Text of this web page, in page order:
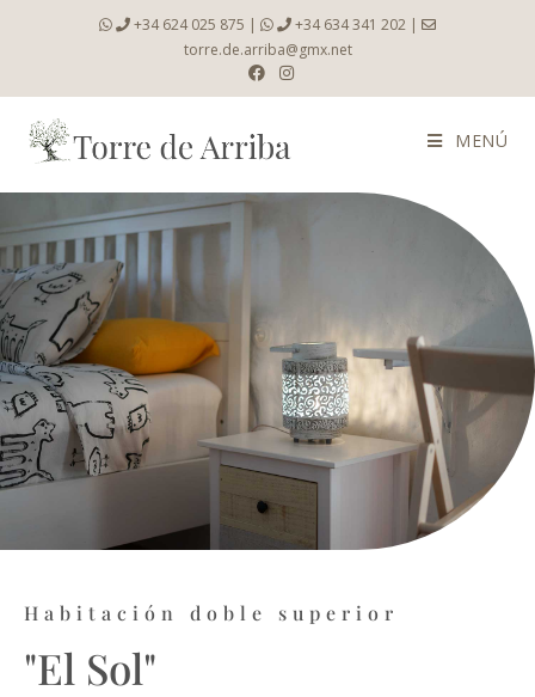
+34 624 025 875 | +34 634 341 202 |
torre.de.arriba@gmx.net
MENÚ
Habitación doble superior
"El Sol"